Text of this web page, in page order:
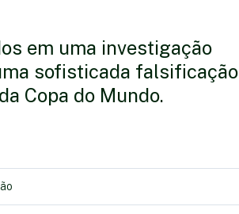
em uma investigação
sofisticada falsificação
Copa do Mundo.